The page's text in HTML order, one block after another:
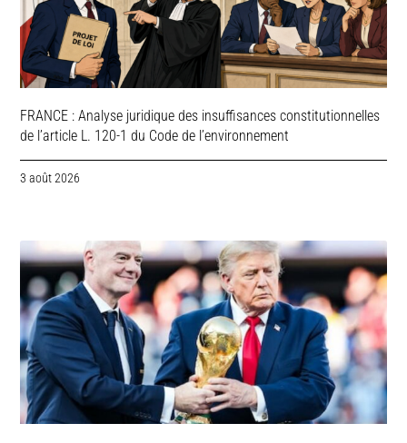
FRANCE : Analyse juridique des insuffisances constitutionnelles
de l’article L. 120-1 du Code de l’environnement
3 août 2026